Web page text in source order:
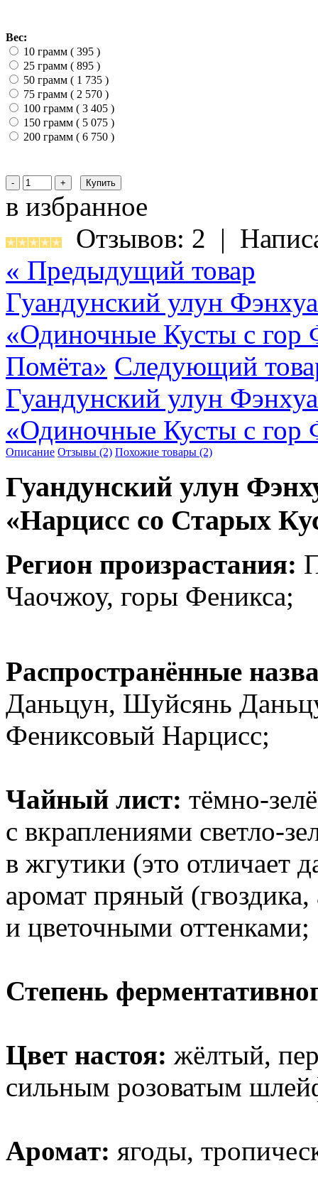
Вес:
10 грамм ( 395 )
25 грамм ( 895 )
50 грамм ( 1 735 )
75 грамм ( 2 570 )
100 грамм ( 3 405 )
150 грамм ( 5 075 )
200 грамм ( 6 750 )
в избранное
Отзывов: 2 |
« Предыдущий товар
Гуандунский улун
«Одиночные Кусты с гор
Помёта» Следующий
Гуандунский улун
«Одиночные Кусты с
Описание Отзывы (2) Похожие товары (2)
Гуандунский улун
«Нарцисс со Старых
Регион произрастания:
Чаочжоу, горы Феникса;
Распространённые
Даньцун, Шуйсянь
Фениксовый Нарцисс;
Чайный лист: тёмно-
с вкраплениями светло-
в жгутики (это отличает
аромат пряный
и цветочными оттенками;
Степень
Цвет настоя: жёлтый,
сильным розоватым
Аромат: ягоды,